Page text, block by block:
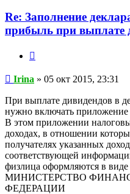
Re: Заполнение
прибыль при выплате
Сообщение
Irina » 05 окт 2015, 23:31
При выплате дивидендов в
нужно включать приложение
В этом приложении
доходах, в отношении
получателях указанных
соответствующей
физлица оформляются в виде
МИНИСТЕРСТВО
ФЕДЕРАЦИИ